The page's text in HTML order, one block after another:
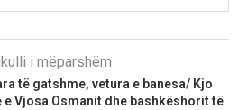
i mëparshëm
të gatshme, vetura e banesa/ Kjo
e Vjosa Osmanit dhe bashkëshorit të